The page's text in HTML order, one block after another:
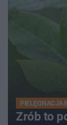
PIELĘGNACJA
Zrób to